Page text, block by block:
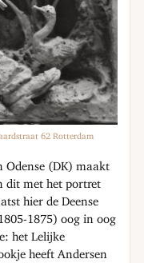
62 Rotterdam
Odense (DK) maakt
dit met het portret
hier de Deense
1875) oog in oog
het Lelijke
heeft Andersen